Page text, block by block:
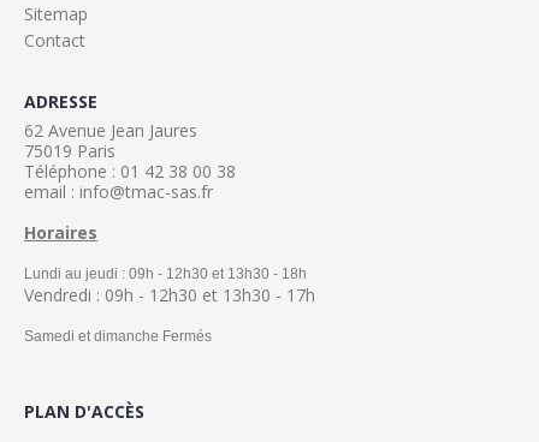
Sitemap
Contact
ADRESSE
62 Avenue Jean Jaures
75019 Paris
Téléphone : 01 42 38 00 38
email : info@tmac-sas.fr
Horaires
Lundi au jeudi : 09h - 12h30 et 13h30 - 18h
Vendredi : 09h - 12h30 et 13h30 - 17h
Samedi et dimanche Fermés
PLAN D'ACCÈS